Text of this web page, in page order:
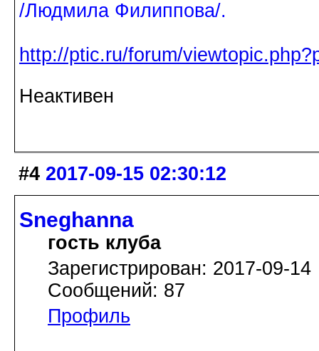
/Людмила Филиппова/.
http://ptic.ru/forum/
Неактивен
#4 2017-09-15 02:30:12
Sneghanna
гость клуба
Зарегистрирован: 2017-09-14
Сообщений: 87
Профиль